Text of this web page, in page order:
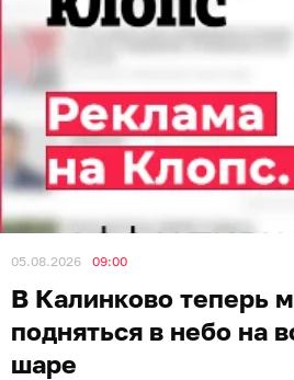
05.08.2026 09:00
В Калинково теперь
подняться в небо на
шаре